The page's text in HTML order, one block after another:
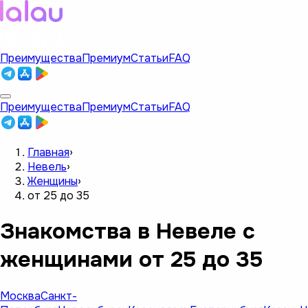
ПреимуществаПремиумСтатьиFAQ
ПреимуществаПремиумСтатьиFAQ
Главная›
Невель›
Женщины›
от 25 до 35
Знакомства в Невеле с
женщинами от 25 до 35
МоскваСанкт-